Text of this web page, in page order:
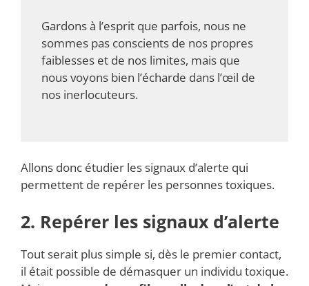
Gardons à l’esprit que parfois, nous ne
sommes pas conscients de nos propres
faiblesses et de nos limites, mais que
nous voyons bien l’écharde dans l’œil de
nos inerlocuteurs.
Allons donc étudier les signaux d’alerte qui
permettent de repérer les personnes toxiques.
2. Repérer les signaux d’alerte
Tout serait plus simple si, dès le premier contact,
il était possible de démasquer un individu toxique.